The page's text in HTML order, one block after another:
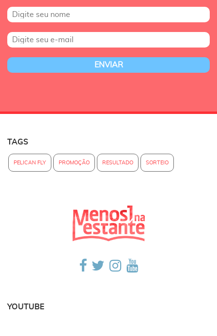
TAGS
PELICAN FLY PROMOÇÃO RESULTADO SORTEIO
YOUTUBE